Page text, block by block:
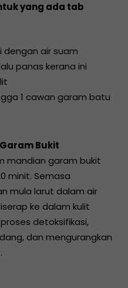
yang ada tab
dengan air suam
panas kerana ini
1 cawan garam batu
Bukit
mandian garam bukit
minit. Semasa
mula larut dalam air
ke dalam kulit
detoksifikasi,
dan mengurangkan